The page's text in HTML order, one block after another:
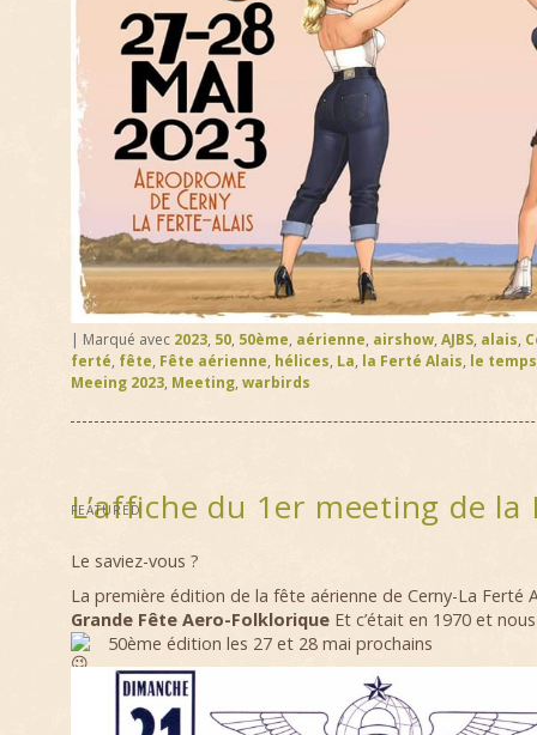
| Marqué avec 2023, 50, 50ème, aérienne, airshow, AJBS, alais,
ferté, fête, Fête aérienne, hélices, La, la Ferté Alais, le
Meeing 2023, Meeting, warbirds
L’affiche du 1er meeting de la
FEATURED
Le saviez-vous ?
La première édition de la fête aérienne de Cerny-La Ferté
Grande Fête Aero-Folklorique Et c’était en 1970 et
50ème édition les 27 et 28 mai prochains